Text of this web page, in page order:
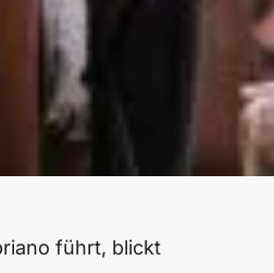
führt, blickt